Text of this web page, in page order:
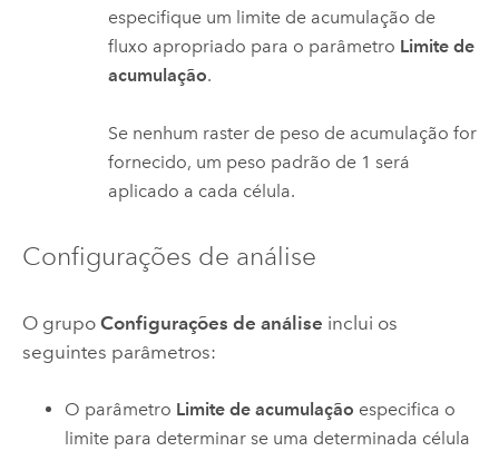
especifique um limite de acumulação de
fluxo apropriado para o parâmetro Limite de
acumulação.
Se nenhum raster de peso de acumulação for
fornecido, um peso padrão de 1 será
aplicado a cada célula.
Configurações de análise
O grupo Configurações de análise inclui os
seguintes parâmetros:
O parâmetro Limite de acumulação especifica o
limite para determinar se uma determinada célula